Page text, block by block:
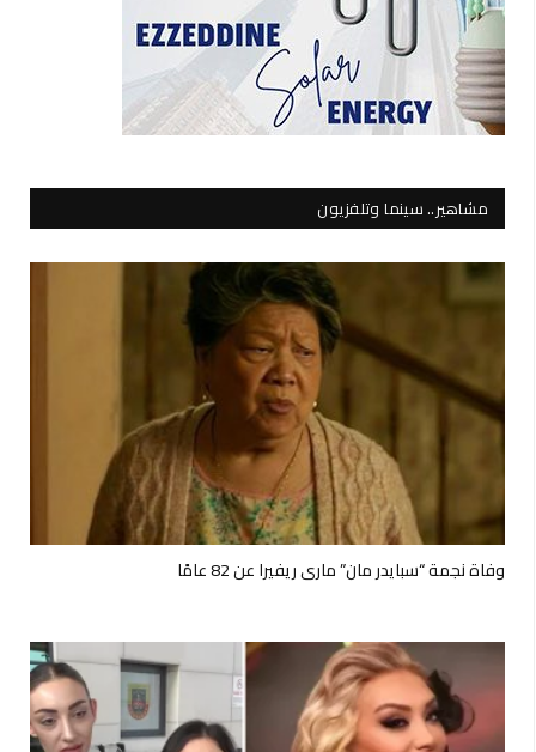
مشاهير.. سينما وتلفزيون
وفاة نجمة “سبايدر مان” ماري ريفيرا عن 82 عامًا